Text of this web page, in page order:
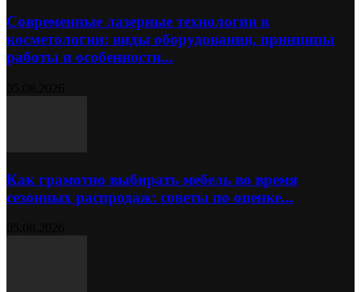
Современные лазерные технологии в
косметологии: виды оборудования, принципы
работы и особенности...
Как грамотно выбирать мебель во время
сезонных распродаж: советы по оценке...